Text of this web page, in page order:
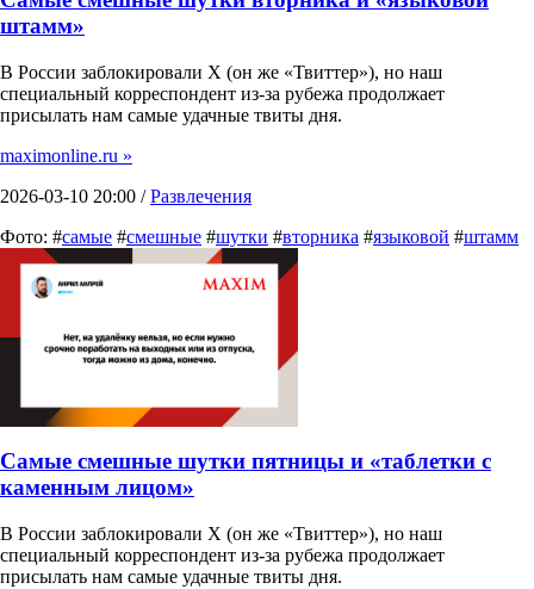
штамм»
В России заблокировали X (он же «Твиттер»), но наш
специальный корреспондент из-за рубежа продолжает
присылать нам самые удачные твиты дня.
maximonline.ru »
2026-03-10 20:00 /Развлечения
Фото: #самые #смешные #шутки #вторника #языковой #штамм
Самые смешные шутки пятницы и «таблетки с
каменным лицом»
В России заблокировали X (он же «Твиттер»), но наш
специальный корреспондент из-за рубежа продолжает
присылать нам самые удачные твиты дня.